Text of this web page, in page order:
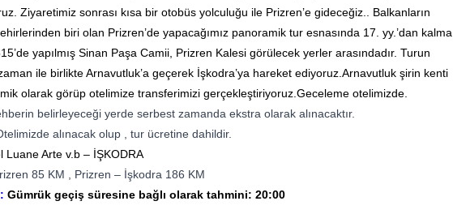
Ziyaretimiz sonrası kısa bir otobüs yolculuğu ile Prizren’e gideceğiz.. Balkanların
biri olan Prizren’de yapacağımız panoramik tur esnasında 17. yy.’dan kalma
yapılmış Sinan Paşa Camii, Prizren Kalesi görülecek yerler arasındadır. Turun
ile birlikte Arnavutluk’a geçerek İşkodra’ya hareket ediyoruz.Arnavutluk şirin kenti
olarak görüp otelimize transferimizi gerçekleştiriyoruz.Geceleme otelimizde.
belirleyeceği yerde serbest zamanda ekstra olarak alınacaktır.
alınacak olup , tur ücretine dahildir.
Luane Arte v.b – İŞKODRA
85 KM , Prizren – İşkodra 186 KM
: Gümrük geçiş süresine bağlı olarak tahmini: 20:00